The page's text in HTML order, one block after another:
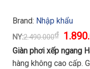
Brand: Nhập khẩu
NY:2.490.000₫ Giá
gốc
là:
Giàn phơi xếp ngang
hàng không cao cấp.